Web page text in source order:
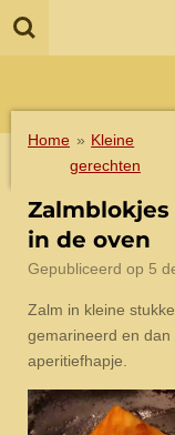
Ga
Home » Kleine
gerechten
in de oven
Gepubliceerd op 5
Zalm in kleine
gemarineerd en
aperitiefhapje.